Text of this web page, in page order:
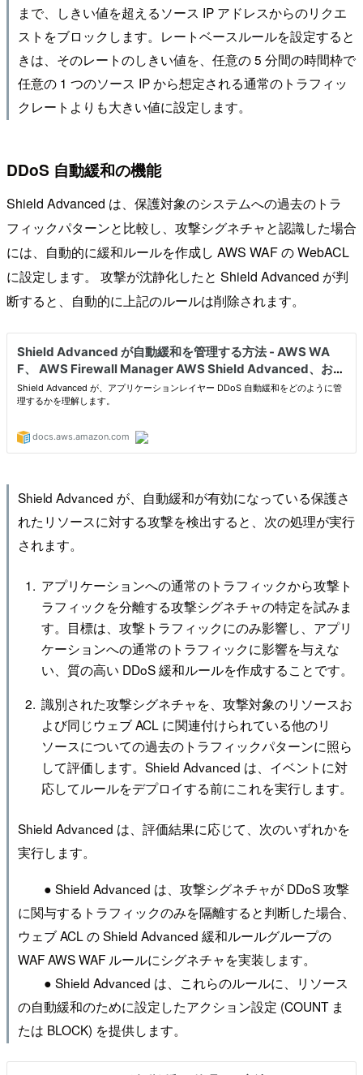
まで、しきい値を超えるソース IP アドレスからのリクエ
ストをブロックします。レートベースルールを設定すると
きは、そのレートのしきい値を、任意の 5 分間の時間枠で
任意の 1 つのソース IP から想定される通常のトラフィッ
クレートよりも大きい値に設定します。
DDoS 自動緩和の機能
Shield Advanced は、保護対象のシステムへの過去のトラ
フィックパターンと比較し、攻撃シグネチャと認識した場合
には、自動的に緩和ルールを作成し AWS WAF の WebACL
に設定します。 攻撃が沈静化したと Shield Advanced が判
断すると、自動的に上記のルールは削除されます。
Shield Advanced が、自動緩和が有効になっている保護さ
れたリソースに対する攻撃を検出すると、次の処理が実行
されます。
アプリケーションへの通常のトラフィックから攻撃ト
ラフィックを分離する攻撃シグネチャの特定を試みま
す。目標は、攻撃トラフィックにのみ影響し、アプリ
ケーションへの通常のトラフィックに影響を与えな
い、質の高い DDoS 緩和ルールを作成することです。
識別された攻撃シグネチャを、攻撃対象のリソースお
よび同じウェブ ACL に関連付けられている他のリ
ソースについての過去のトラフィックパターンに照ら
して評価します。Shield Advanced は、イベントに対
応してルールをデプロイする前にこれを実行します。
Shield Advanced は、評価結果に応じて、次のいずれかを
実行します。
● Shield Advanced は、攻撃シグネチャが DDoS 攻撃
に関与するトラフィックのみを隔離すると判断した場合、
ウェブ ACL の Shield Advanced 緩和ルールグループの
WAF AWS WAF ルールにシグネチャを実装します。
● Shield Advanced は、これらのルールに、リソース
の自動緩和のために設定したアクション設定 (COUNT ま
たは BLOCK) を提供します。